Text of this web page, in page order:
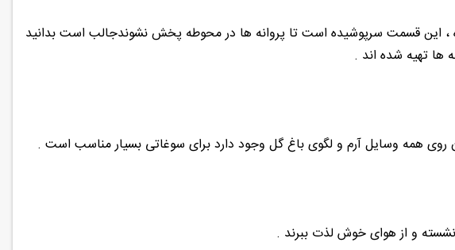
، این قسمت سرپوشیده است تا پروانه ها در محوطه پخش نشوندجالب است بدانید
ها تهیه شده اند .
روی همه وسایل آرم و لگوی باغ گل وجود دارد برای سوغاتی بسیار مناسب است .
و از هوای خوش لذت ببرند .